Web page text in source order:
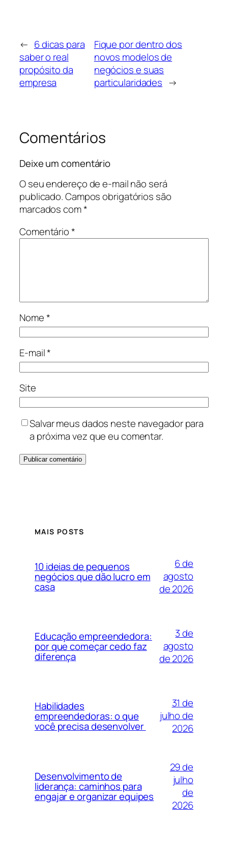
← 6 dicas para
saber o real
propósito da
empresa
Fique por dentro dos
novos modelos de
negócios e suas
particularidades →
Comentários
Deixe um comentário
O seu endereço de e-mail não será
publicado.Campos obrigatórios são
marcados com*
Comentário*
Nome*
E-mail*
Site
Salvar meus dados neste navegador para
a próxima vez que eu comentar.
MAIS POSTS
10 ideias de pequenos
negócios que dão lucro em
casa
6 de
agosto
de 2026
Educação empreendedora:
por que começar cedo faz
diferença
3 de
agosto
de 2026
Habilidades
empreendedoras: o que
você precisa desenvolver
31 de
julho de
2026
Desenvolvimento de
liderança: caminhos para
engajar e organizar equipes
29 de
julho
de
2026